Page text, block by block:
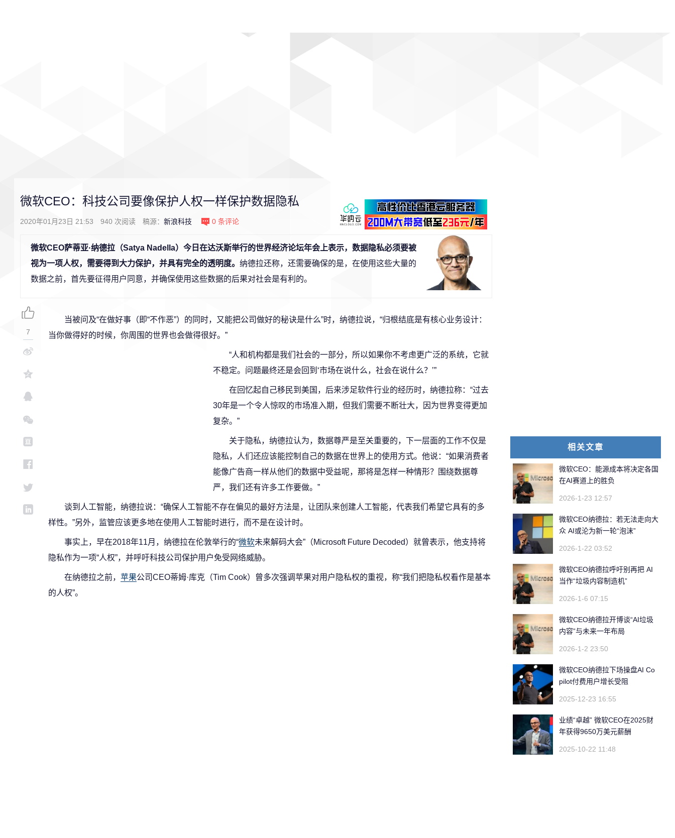
微软CEO：科技公司要像保护人权一样保护数据隐私
2020年01月23日 21:53 940 次阅读 稿源： 新浪科技 0 条评论
微软CEO萨蒂亚·纳德拉（Satya Nadella）今日在达沃斯举行的世界经济论坛年会上表示，数据隐私必须要被
视为一项人权，需要得到大力保护，并具有完全的透明度。 纳德拉还称，还需要确保的是，在使用这些大量的
数据之前，首先要征得用户同意，并确保使用这些数据的后果对社会是有利的。
当被问及“在做好事（即“不作恶”）的同时，又能把公司做好的秘诀是什么”时，纳德拉说，“归根结底是有核心业务设计：
当你做得好的时候，你周围的世界也会做得很好。”
“人和机构都是我们社会的一部分，所以如果你不考虑更广泛的系统，它就
不稳定。问题最终还是会回到‘市场在说什么，社会在说什么？’”
在回忆起自己移民到美国，后来涉足软件行业的经历时，纳德拉称：“过去
30年是一个令人惊叹的市场准入期，但我们需要不断壮大，因为世界变得更加
复杂。”
关于隐私，纳德拉认为，数据尊严是至关重要的，下一层面的工作不仅是
隐私，人们还应该能控制自己的数据在世界上的使用方式。他说：“如果消费者
能像广告商一样从他们的数据中受益呢，那将是怎样一种情形？围绕数据尊
严，我们还有许多工作要做。”
谈到人工智能，纳德拉说：“确保人工智能不存在偏见的最好方法是，让团队来创建人工智能，代表我们希望它具有的多
样性。”另外，监管应该更多地在使用人工智能时进行，而不是在设计时。
事实上，早在2018年11月，纳德拉在伦敦举行的“微软未来解码大会”（Microsoft Future Decoded）就曾表示，他支持将
隐私作为一项“人权”，并呼吁科技公司保护用户免受网络威胁。
在纳德拉之前， 苹果公司CEO蒂姆·库克（Tim Cook）曾多次强调苹果对用户隐私权的重视，称“我们把隐私权看作是基本
的人权”。
7
相关文章
微软CEO：能源成本将决定各国
在AI赛道上的胜负
2026-1-23 12:57
微软CEO纳德拉：若无法走向大
众 AI或沦为新一轮“泡沫”
2026-1-22 03:52
微软CEO纳德拉呼吁别再把 AI
当作“垃圾内容制造机”
2026-1-6 07:15
微软CEO纳德拉开博谈“AI垃圾
内容”与未来一年布局
2026-1-2 23:50
微软CEO纳德拉下场操盘AI Co
pilot付费用户增长受阻
2025-12-23 16:55
业绩“卓越” 微软CEO在2025财
年获得9650万美元薪酬
2025-10-22 11:48